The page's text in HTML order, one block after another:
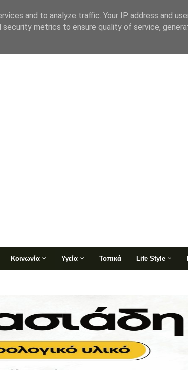
Κοινωνία Υγεία Τοπικά Life Style
and to analyze traffic. Your IP address and
metrics to ensure quality of service,